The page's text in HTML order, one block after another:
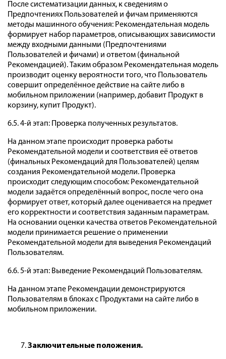
После систематизации данных, к сведениям о
Предпочтениях Пользователей и фичам применяются
методы машинного обучения: Рекомендательная модель
формирует набор параметров, описывающих зависимости
между входными данными (Предпочтениями
Пользователей и фичами) и ответом (финальной
Рекомендацией). Таким образом Рекомендательная модель
производит оценку вероятности того, что Пользователь
совершит определённое действие на сайте либо в
мобильном приложении (например, добавит Продукт в
корзину, купит Продукт).
6.5. 4-й этап: Проверка полученных результатов.
На данном этапе происходит проверка работы
Рекомендательной модели и соответствия её ответов
(финальных Рекомендаций для Пользователей) целям
создания Рекомендательной модели. Проверка
происходит следующим способом: Рекомендательной
модели задаётся определённый вопрос, после чего она
формирует ответ, который далее оценивается на предмет
его корректности и соответствия заданным параметрам.
На основании оценки качества ответов Рекомендательной
модели принимается решение о применении
Рекомендательной модели для выведения Рекомендаций
Пользователям.
6.6. 5-й этап: Выведение Рекомендаций Пользователям.
На данном этапе Рекомендации демонстрируются
Пользователям в блоках с Продуктами на сайте либо в
мобильном приложении.
Заключительные положения.